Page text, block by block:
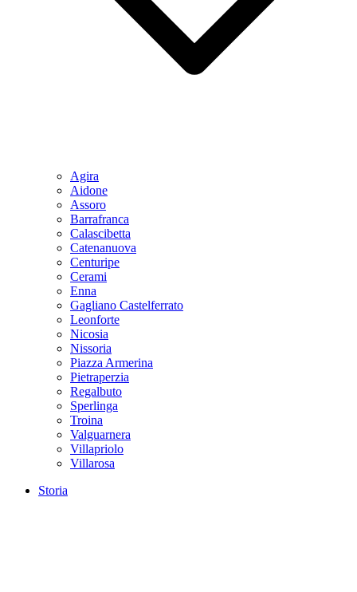
Agira
Aidone
Assoro
Barrafranca
Calascibetta
Catenanuova
Centuripe
Cerami
Enna
Gagliano Castelferrato
Leonforte
Nicosia
Nissoria
Piazza Armerina
Pietraperzia
Regalbuto
Sperlinga
Troina
Valguarnera
Villapriolo
Villarosa
Storia